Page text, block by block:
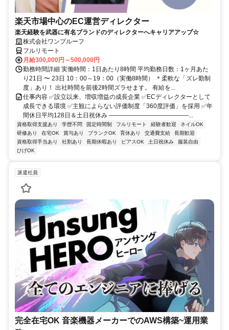
楽天市場中心のEC運営ディレクター
楽天経験を武器に有名ブランドのディレクターへキャリアアップ☆
株式会社ワンプルーフ
フルリモート
月給300,000円～500,000円
勤務時間詳細 実働時間：1日あたり8時間 平均勤務日数：1ヶ月あた
り21日 〜 23日 10：00～19：00（実働8時間） ＊柔軟な「ズレ勤制
度」あり！ 出社時間を前後2時間ズラせます。 有給を...
仕事内容 ✅設立以来、増収増益の成長企業 ✅ECディレクターとして
成長できる環境 ✅主観によらない評価制度「360度評価」を採用 ✅年
間休日平均128日＆土日祝休み ―――――――――――――...
資格取得支援あり 学歴不問 固定時間制 フルリモート 経験者歓迎
ネイルOK
研修あり
在宅OK 賞与あり ブランクOK 育休あり 交通費支給
長期歓迎
資格取得手当あり
社割あり 長期休暇あり ピアスOK 土日祝休み
服装自由
ひげOK
派遣社員
完全在宅OK 音楽機器メーカーでのAWS構築~運用業